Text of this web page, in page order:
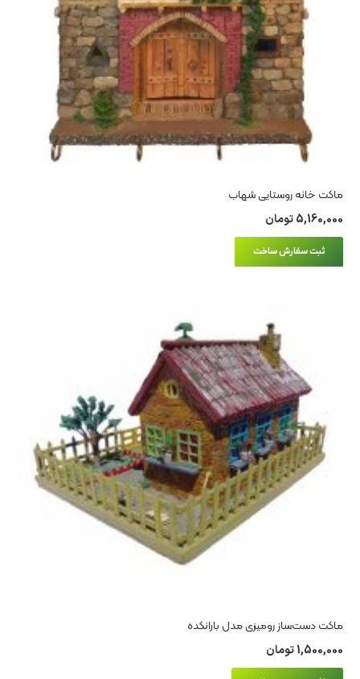
ماکت خانه روستایی شهاب
5,160,000تومان
ثبت سفارش ساخت
ماکت دست‌ساز رومیزی مدل بارانکده
1,500,000تومان